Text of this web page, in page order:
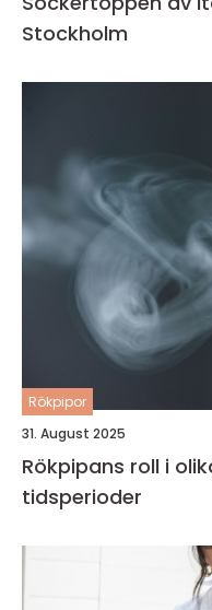
Stockholm
Rökpipor
31. August 2025
Rökpipans roll i
tidsperioder